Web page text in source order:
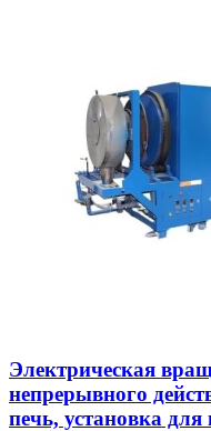
Электрическая
непрерывного
печь, установка